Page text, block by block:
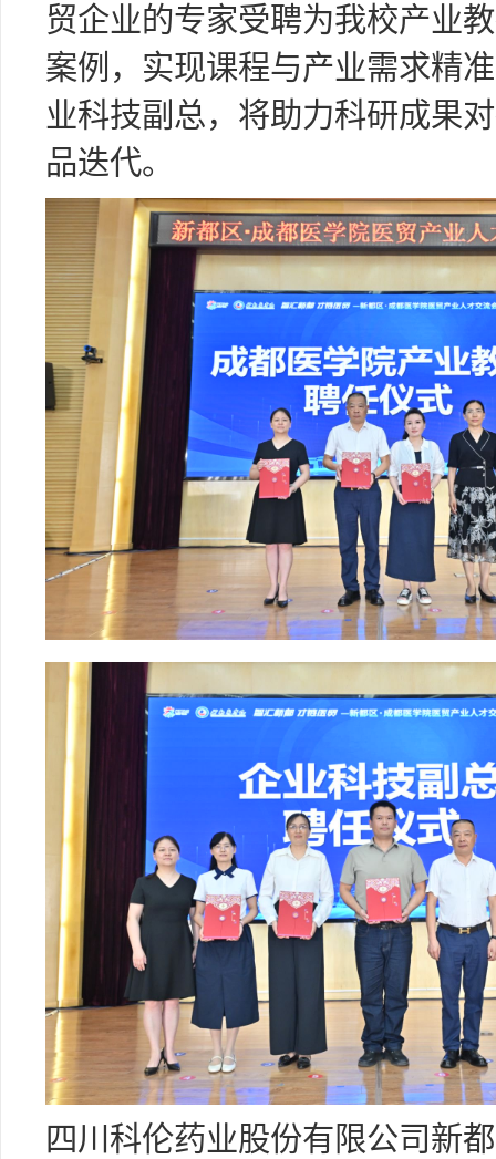
贸企业的专家受聘为我校产业
案例，实现课程与产业需求精
业科技副总，将助力科研成果
品迭代。
四川科伦药业股份有限公司新